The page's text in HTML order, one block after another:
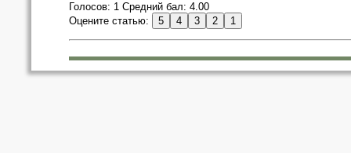
Голосов: 1 Средний бал: 4.00
Оцените статью: